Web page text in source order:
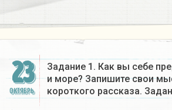
23
ОКТЯБРЬ
Задание 1. Как вы себе
и море? Запишите свои
короткого рассказа.